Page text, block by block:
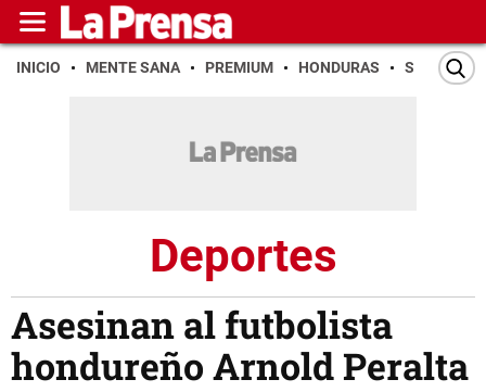
INICIO MENTE SANA PREMIUM HONDURAS SAN PEDRO
Deportes
Asesinan al futbolista
hondureño Arnold Peralta